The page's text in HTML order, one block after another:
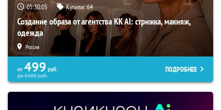
05:30:03 Купили:64
Создание образа от агентства KK AI: стрижка, макияж,
одежда
Россия
от 499 руб.
до6400руб.
ПОДРОБНЕЕ